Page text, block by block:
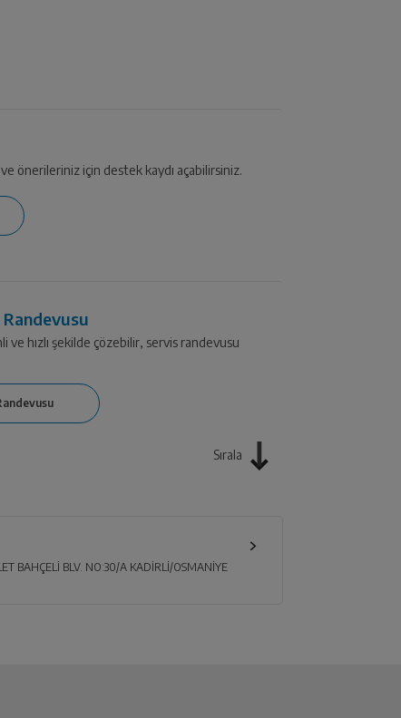
önerileriniz için destek kaydı açabilirsiniz.
ve hızlı şekilde çözebilir, servis randevusu
Sırala
BAHÇELİ BLV. NO:30/A KADİRLİ/OSMANİYE